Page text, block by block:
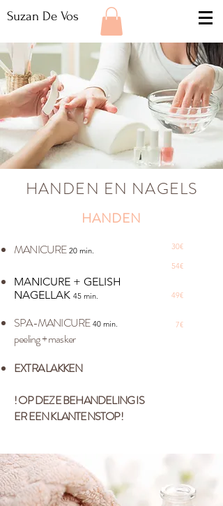
Suzan De Vos
HANDEN EN NAGELS
HANDEN
MANICURE 20 min.
MANICURE + GELISH
NAGELLAK 45 min.
SPA-MANICURE 40 min.
peeling + masker
EXTRA LAKKEN
! OP DEZE BEHANDELING IS
ER EEN KLANTENSTOP!
30€
54€
49€
7€